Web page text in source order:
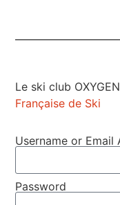
Le ski club
Française de Ski
Username or Email
Password